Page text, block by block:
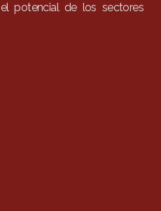
potencial de los sectores